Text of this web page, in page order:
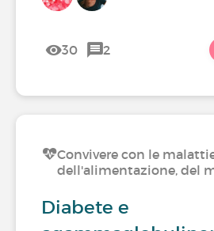
30 2
Convivere con le
dell'alimentazione, del
Diabete e